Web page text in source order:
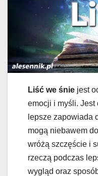
Liść we śnie jest
emocji i myśli. Jest
lepsze zapowiada
mogą niebawem
wróżą szczęście i
rzeczą podczas
wygląd oraz